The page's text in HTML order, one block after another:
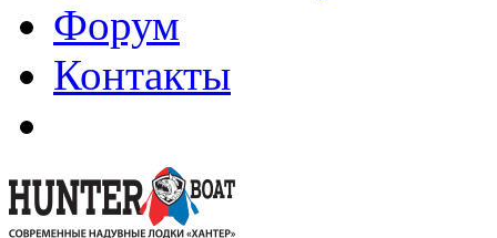
Форум
Контакты